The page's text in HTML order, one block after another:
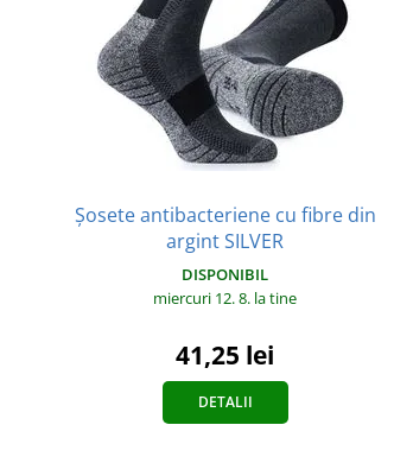
Șosete antibacteriene cu fibre din
argint SILVER
DISPONIBIL
miercuri 12. 8. la tine
41,25 lei
DETALII